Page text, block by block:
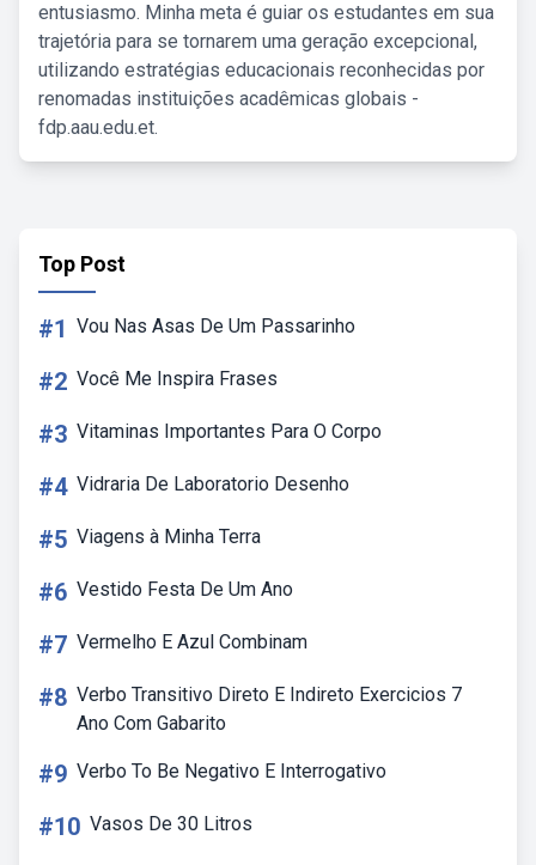
entusiasmo. Minha meta é guiar os estudantes em sua
trajetória para se tornarem uma geração excepcional,
utilizando estratégias educacionais reconhecidas por
renomadas instituições acadêmicas globais -
fdp.aau.edu.et.
Top Post
#1 Vou Nas Asas De Um Passarinho
#2 Você Me Inspira Frases
#3 Vitaminas Importantes Para O Corpo
#4 Vidraria De Laboratorio Desenho
#5 Viagens à Minha Terra
#6 Vestido Festa De Um Ano
#7 Vermelho E Azul Combinam
#8 Verbo Transitivo Direto E Indireto Exercicios 7
Ano Com Gabarito
#9 Verbo To Be Negativo E Interrogativo
#10 Vasos De 30 Litros